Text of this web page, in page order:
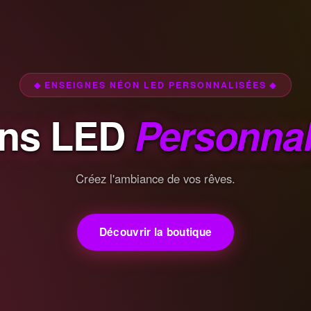
◆ ENSEIGNES NÉON LED PERSONNALISÉES ◆
LED
Créez l'ambiance de vos rêves.
Découvrir la boutique